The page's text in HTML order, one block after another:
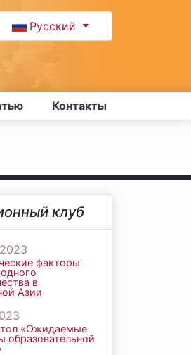
Русский
Контакты
клуб
факторы
в
Азии
«Ожидаемые
образовательной